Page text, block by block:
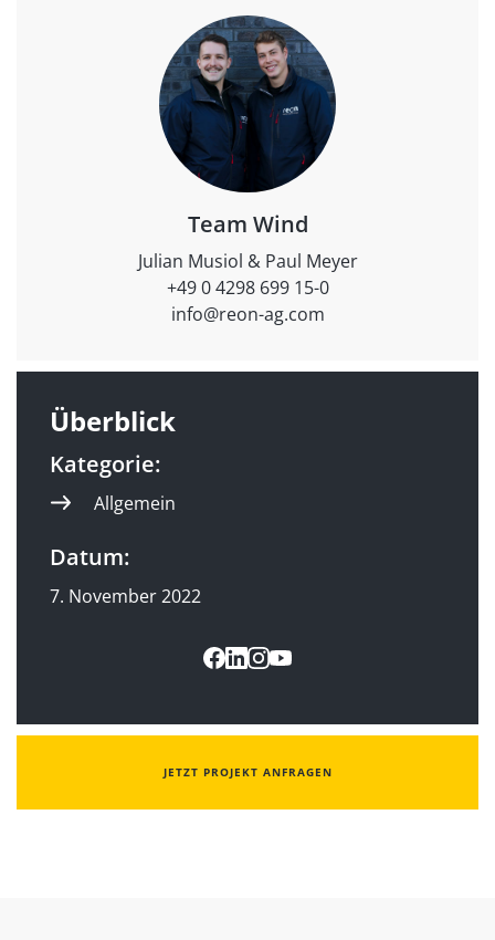
Team Wind
Julian Musiol & Paul Meyer
+49 0 4298 699 15-0
info@reon-ag.com
Überblick
Kategorie:
Allgemein
Datum:
7. November 2022
JETZT PROJEKT ANFRAGEN